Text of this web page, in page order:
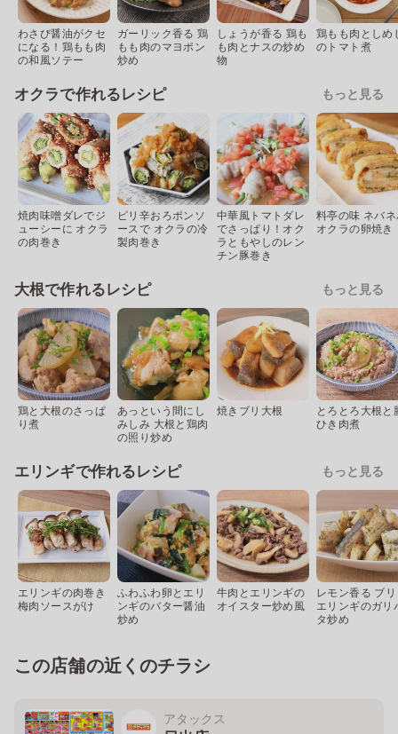
わさび醤油がクセ
になる！鶏もも肉
の和風ソテー
ガーリック香る 鶏
もも肉のマヨポン
炒め
しょうが香る 鶏も
も肉とナスの炒め
物
鶏もも肉としめ
のトマト煮
オクラで作れるレシピ もっと見る
焼肉味噌ダレでジ
ューシーに オクラ
の肉巻き
ピリ辛おろポンソ
ースで オクラの冷
製肉巻き
中華風トマトダレ
でさっぱり！オク
ラともやしのレン
チン豚巻き
料亭の味 ネバ
オクラの卵焼き
大根で作れるレシピ もっと見る
鶏と大根のさっぱ
り煮
あっという間にし
みしみ 大根と鶏肉
の照り炒め
焼きブリ大根
とろとろ大根と
ひき肉煮
エリンギで作れるレシピ もっと見る
エリンギの肉巻き
梅肉ソースがけ
ふわふわ卵とエリ
ンギのバター醤油
炒め
牛肉とエリンギの
オイスター炒め風
レモン香る ブ
エリンギのガリ
タ炒め
この店舗の近くのチラシ
アタックス